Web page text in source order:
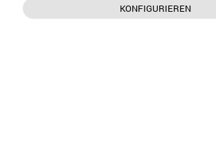
KONFIGURIEREN